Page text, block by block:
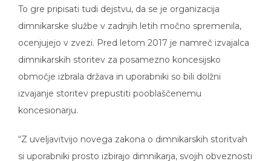
dimnikarske službe v zadnjih letih močno spremenila,
ocenjujejo v zvezi. Pred letom 2017 je namreč izvajalca
dimnikarskih storitev za posamezno koncesijsko
območje izbrala država in uporabniki so bili dolžni
izvajanje storitev prepustiti pooblaščenemu
koncesionarju.
si uporabniki prosto izbirajo dimnikarja, svojih obveznosti